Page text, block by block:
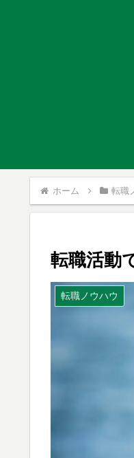
ホーム 転職
転職活動
転職ノウハウ